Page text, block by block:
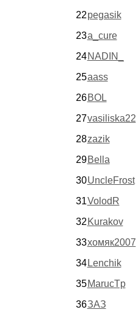
22pegasik
23a_cure
24 NADIN_
25aass
26 BOL
27vasiliska22
28zazik
29 Bella
30UncleFrost
31VolodR
32 Kurakov
33хомяк2007
34 Lenchik
35 MarucTp
36ЗАЗ